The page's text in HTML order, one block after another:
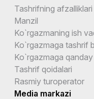
Tashrifning afzalliklari
Manzil
Ko`rgazmaning ish
Ko`rgazmaga tashrif
Ko`rgazmaga
Tashrif qoidalari
Rasmiy turoperator
Media markazi